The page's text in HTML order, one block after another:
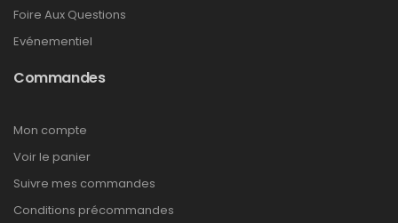
Foire Aux Questions
Evénementiel
Commandes
Mon compte
Voir le panier
Suivre mes commandes
Conditions précommandes